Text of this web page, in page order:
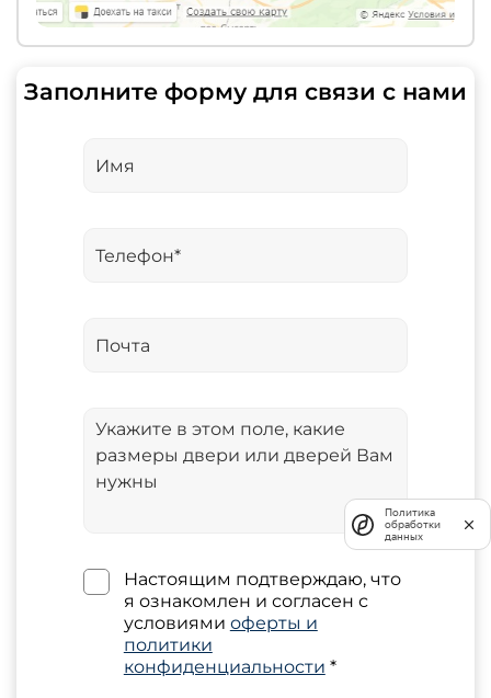
Заполните форму для связи с нами
Настоящим подтверждаю, что
я ознакомлен и согласен с
условиями оферты и
политики
конфиденциальности *
Политика
обработки
данных